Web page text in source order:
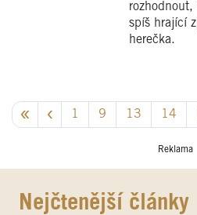
rozhodnout,
spíš hrající
herečka.
1 9 13 14
Reklama
Nejčtenější články